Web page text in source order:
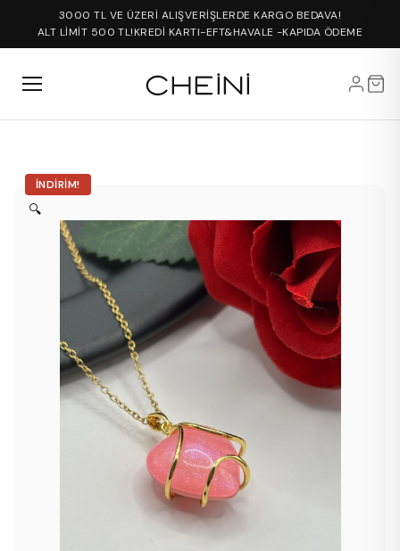
3000 TL VE ÜZERİ ALIŞVERİŞLERDE KARGO BEDAVA!
ALT LİMİT 500 TL!KREDİ KARTI-EFT&HAVALE -KAPIDA ÖDEME
İNDIRIM!
🔍